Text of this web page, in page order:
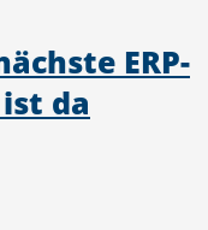
ERP-
da